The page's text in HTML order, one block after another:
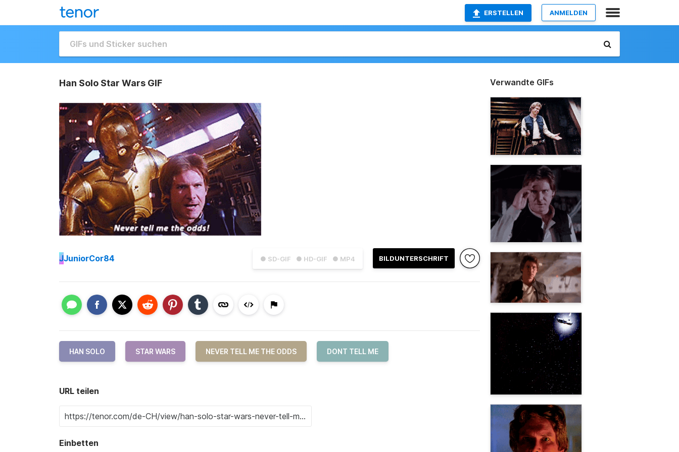
ERSTELLEN ANMELDEN
Han Solo Star Wars GIF
● SD-GIF ● HD-GIF ● MP4 BILDUNTERSCHRIFT
JJuniorCor84
HAN SOLO STAR WARS NEVER TELL ME THE ODDS DONT TELL ME
URL teilen
Einbetten
Verwandte GIFs